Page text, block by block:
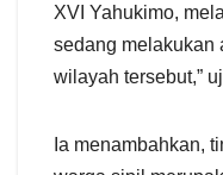
XVI Yahukimo,
sedang melakukan
wilayah tersebut,”
Ia menambahkan,